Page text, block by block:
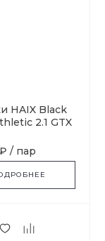
HAIX Black
2.1 GTX
/ пар